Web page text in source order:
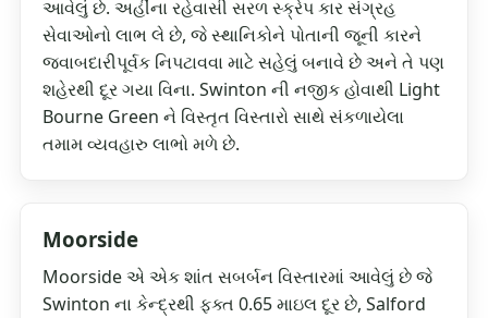
આવેલું છે. અહીંના રહેવાસી સરળ સ્ક્રેપ કાર સંગ્રહ
સેવાઓનો લાભ લે છે, જે સ્થાનિકોને પોતાની જૂની કારને
જવાબદારીપૂર્વક નિપટાવવા માટે સહેલું બનાવે છે અને તે પણ
શહેરથી દૂર ગયા વિના. Swinton ની નજીક હોવાથી Light
Bourne Green ને વિસ્તૃત વિસ્તારો સાથે સંકળાયેલા
તમામ વ્યવહારુ લાભો મળે છે.
Moorside
Moorside એ એક શાંત સબર્બન વિસ્તારમાં આવેલું છે જે
Swinton ના કેન્દ્રથી ફક્ત 0.65 માઇલ દૂર છે, Salford